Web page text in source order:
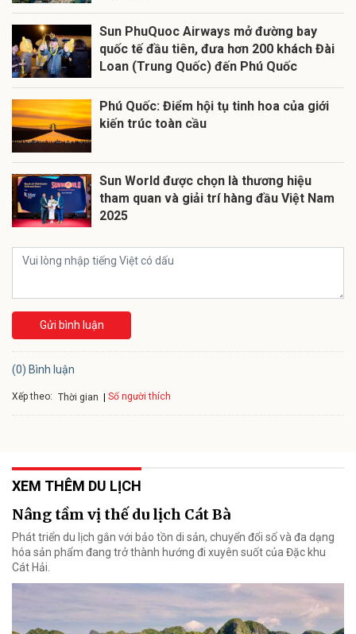
Sun PhuQuoc Airways mở đường bay
quốc tế đầu tiên, đưa hơn 200 khách Đài
Loan (Trung Quốc) đến Phú Quốc
Phú Quốc: Điểm hội tụ tinh hoa của giới
kiến trúc toàn cầu
Sun World được chọn là thương hiệu
tham quan và giải trí hàng đầu Việt Nam
2025
Gửi bình luận
(0) Bình luận
Xếp theo: Thời gian Số người thích
XEM THÊM DU LỊCH
Nâng tầm vị thế du lịch Cát Bà
Phát triển du lịch gắn với bảo tồn di sản, chuyển đổi số và đa dạng
hóa sản phẩm đang trở thành hướng đi xuyên suốt của Đặc khu
Cát Hải.